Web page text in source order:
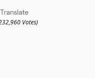
Votes)